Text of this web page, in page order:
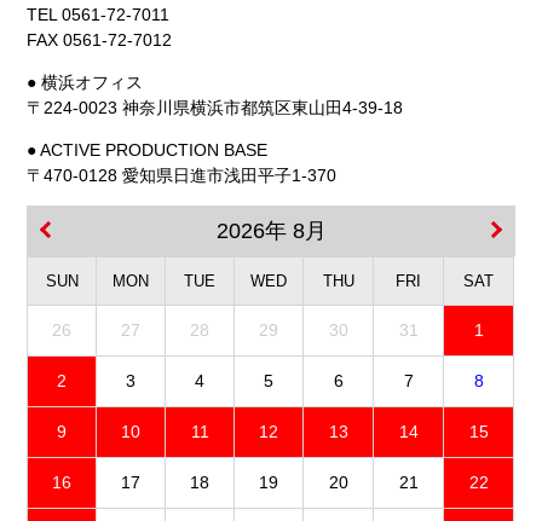
TEL 0561-72-7011
FAX 0561-72-7012
● 横浜オフィス
〒224-0023 神奈川県横浜市都筑区東山田4-39-18
● ACTIVE PRODUCTION BASE
〒470-0128 愛知県日進市浅田平子1-370
2026年 8月
SUN MON TUE WED THU FRI SAT
26 27 28 29 30 31 1
2 3 4 5 6 7 8
9 10 11 12 13 14 15
16 17 18 19 20 21 22